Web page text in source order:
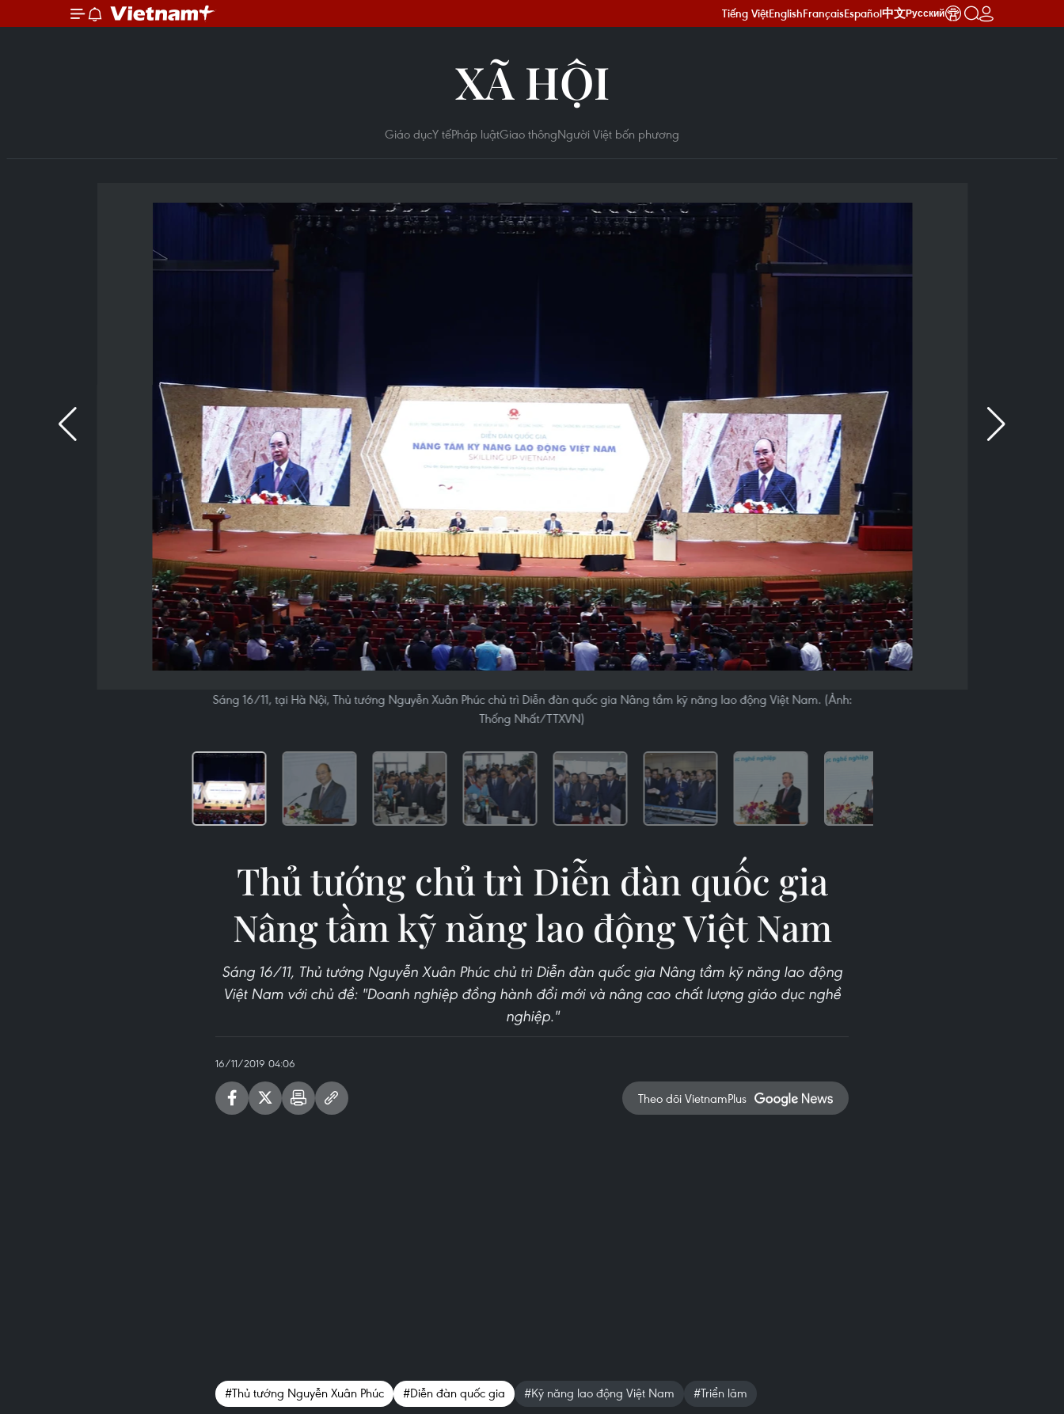
Tiếng ViệtEnglishFrançaisEspañol中文Русский
XÃ HỘI
Giáo dụcY tếPháp luậtGiao thôngNgười Việt bốn phương
Sáng 16/11, tại Hà Nội, Thủ tướng Nguyễn Xuân Phúc chủ trì Diễn đàn quốc gia Nâng tầm kỹ năng lao động Việt Nam. (Ảnh:
Thống Nhất/TTXVN)
Thủ tướng chủ trì Diễn đàn quốc gia
Nâng tầm kỹ năng lao động Việt Nam
Sáng 16/11, Thủ tướng Nguyễn Xuân Phúc chủ trì Diễn đàn quốc gia Nâng tầm kỹ năng lao động
Việt Nam với chủ đề: "Doanh nghiệp đồng hành đổi mới và nâng cao chất lượng giáo dục nghề
nghiệp."
16/11/2019 04:06
Theo dõi VietnamPlus
#Thủ tướng Nguyễn Xuân Phúc #Diễn đàn quốc gia #Kỹ năng lao động Việt Nam #Triển lãm